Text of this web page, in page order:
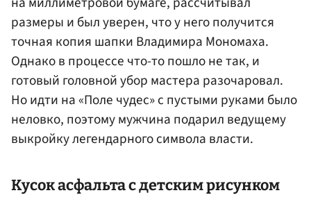
размеры и был уверен, что у него получится
точная копия шапки Владимира Мономаха.
Однако в процессе что-то пошло не так, и
готовый головной убор мастера разочаровал.
Но идти на «Поле чудес» с пустыми руками было
неловко, поэтому мужчина подарил ведущему
выкройку легендарного символа власти.
Кусок асфальта с детским рисунком